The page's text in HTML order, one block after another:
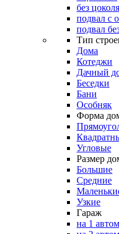
без цоколя
подвал с
подвал
Тип
Дома
Котеджи
Дачный
Беседки
Бани
Особняк
Форма
Угловые
Размер
Большие
Средние
Узкие
Гараж
на 1